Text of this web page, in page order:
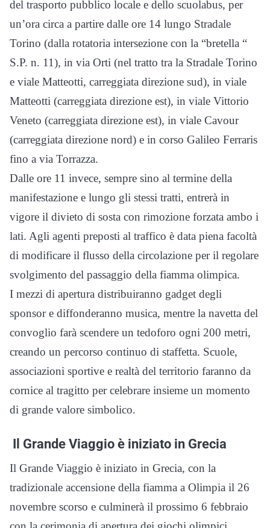
del trasporto pubblico locale e dello scuolabus, per
un’ora circa a partire dalle ore 14 lungo Stradale
Torino (dalla rotatoria intersezione con la “bretella “
S.P. n. 11), in via Orti (nel tratto tra la Stradale Torino
e viale Matteotti, carreggiata direzione sud), in viale
Matteotti (carreggiata direzione est), in viale Vittorio
Veneto (carreggiata direzione est), in viale Cavour
(carreggiata direzione nord) e in corso Galileo Ferraris
fino a via Torrazza.
Dalle ore 11 invece, sempre sino al termine della
manifestazione e lungo gli stessi tratti, entrerà in
vigore il divieto di sosta con rimozione forzata ambo i
lati. Agli agenti preposti al traffico è data piena facoltà
di modificare il flusso della circolazione per il regolare
svolgimento del passaggio della fiamma olimpica.
I mezzi di apertura distribuiranno gadget degli
sponsor e diffonderanno musica, mentre la navetta del
convoglio farà scendere un tedoforo ogni 200 metri,
creando un percorso continuo di staffetta. Scuole,
associazioni sportive e realtà del territorio faranno da
cornice al tragitto per celebrare insieme un momento
di grande valore simbolico.
Il Grande Viaggio è iniziato in Grecia
Il Grande Viaggio è iniziato in Grecia, con la
tradizionale accensione della fiamma a Olimpia il 26
novembre scorso e culminerà il prossimo 6 febbraio